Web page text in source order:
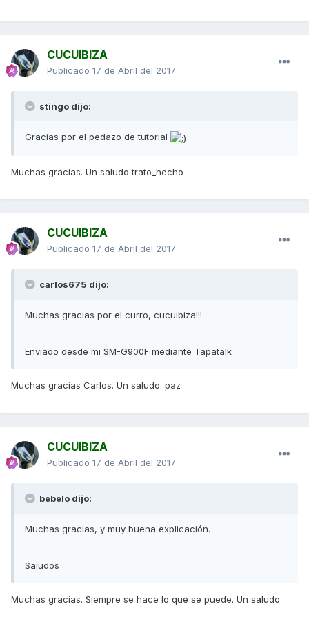
CUCUIBIZA
Publicado 17 de Abril del 2017
stingo dijo:
Gracias por el pedazo de tutorial
Muchas gracias. Un saludo trato_hecho
CUCUIBIZA
Publicado 17 de Abril del 2017
carlos675 dijo:
Muchas gracias por el curro, cucuibiza!!!
Enviado desde mi SM-G900F mediante Tapatalk
Muchas gracias Carlos. Un saludo. paz_
CUCUIBIZA
Publicado 17 de Abril del 2017
bebelo dijo:
Muchas gracias, y muy buena explicación.
Saludos
Muchas gracias. Siempre se hace lo que se puede. Un saludo